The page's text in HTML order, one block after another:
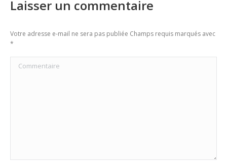
Laisser un commentaire
Votre adresse e-mail ne sera pas publiée Champs requis marqués avec
*
Commentaire